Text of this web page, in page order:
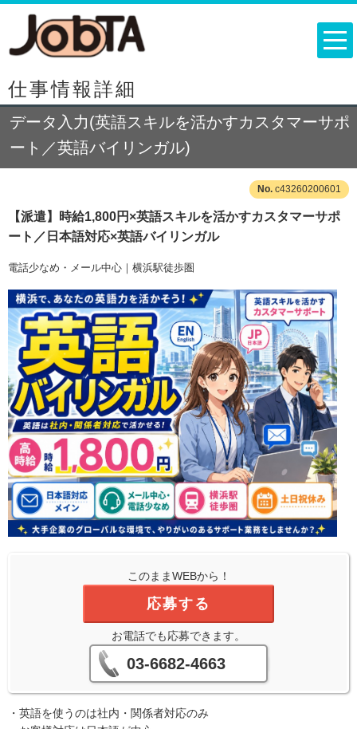
仕事情報詳細
データ入力(英語スキルを活かすカスタマーサポ
ート／英語バイリンガル)
c43260200601
【派遣】時給1,800円×英語スキルを活かすカスタマーサポ
ート／日本語対応×英語バイリンガル
電話少なめ・メール中心｜横浜駅徒歩圏
このままWEBから！
応募する
お電話でも応募できます。
03-6682-4663
・英語を使うのは社内・関係者対応のみ